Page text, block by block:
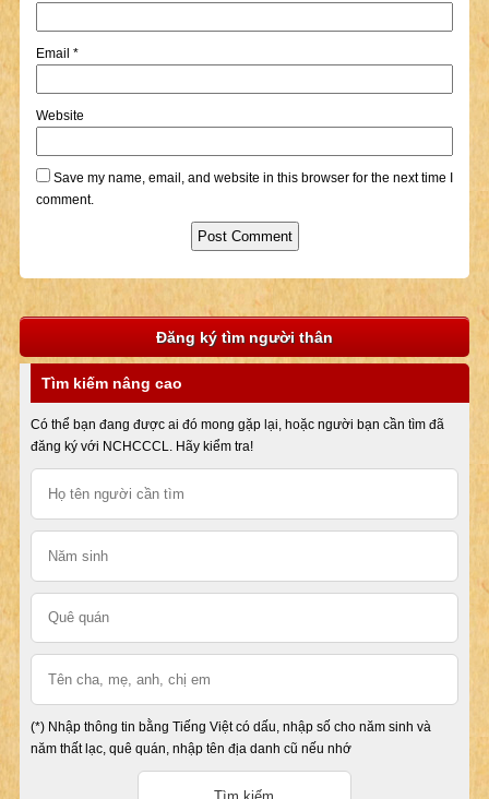
Email *
Website
Save my name, email, and website in this browser for the next time I
comment.
Đăng ký tìm người thân
Tìm kiếm nâng cao
Có thể bạn đang được ai đó mong gặp lại, hoặc người bạn cần tìm đã
đăng ký với NCHCCCL. Hãy kiểm tra!
(*) Nhập thông tin bằng Tiếng Việt có dấu, nhập số cho năm sinh và
năm thất lạc, quê quán, nhập tên địa danh cũ nếu nhớ